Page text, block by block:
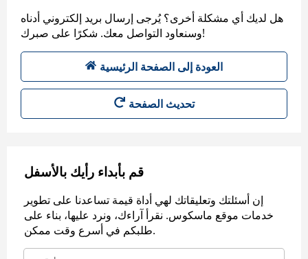
هل لديك أي مشكلة أخرى؟ يُرجى إرسال بريد إلكتروني أدناه
وسنعاود التواصل معك. شكرًا على صبرك!
العودة إلى الصفحة الرئيسية
تحديث الصفحة
قم بأبداء رأيك بالأسفل
إن أسئلتك وتعليقاتك لهي أداة قيمة تساعدنا على تطوير
خدمات موقع ماسكوس. نقرأ آراءك، ونرد عليها، بناء على
طلبكم في أسرع وقت ممكن.